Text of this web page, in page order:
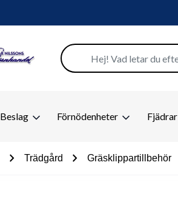
Beslag Förnödenheter Fjädrar
chevron_right Trädgård chevron_right Gräsklippartillbehör